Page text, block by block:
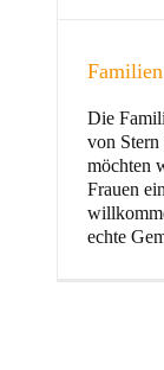
Die
von
möchten
Frauen
echte